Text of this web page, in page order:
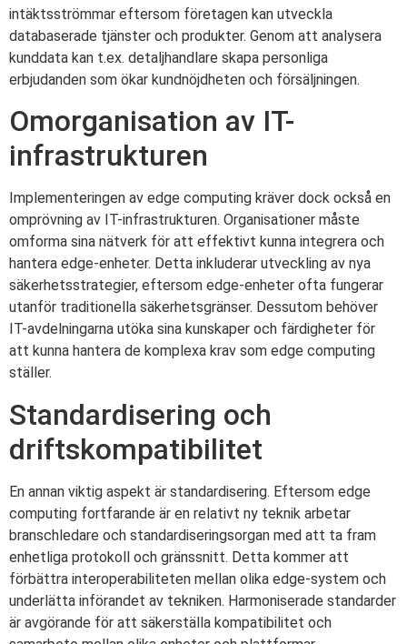
intäktsströmmar eftersom företagen kan utveckla
databaserade tjänster och produkter. Genom att analysera
kunddata kan t.ex. detaljhandlare skapa personliga
erbjudanden som ökar kundnöjdheten och försäljningen.
Omorganisation av IT-
infrastrukturen
Implementeringen av edge computing kräver dock också en
omprövning av IT-infrastrukturen. Organisationer måste
omforma sina nätverk för att effektivt kunna integrera och
hantera edge-enheter. Detta inkluderar utveckling av nya
säkerhetsstrategier, eftersom edge-enheter ofta fungerar
utanför traditionella säkerhetsgränser. Dessutom behöver
IT-avdelningarna utöka sina kunskaper och färdigheter för
att kunna hantera de komplexa krav som edge computing
ställer.
Standardisering och
driftskompatibilitet
En annan viktig aspekt är standardisering. Eftersom edge
computing fortfarande är en relativt ny teknik arbetar
branschledare och standardiseringsorgan med att ta fram
enhetliga protokoll och gränssnitt. Detta kommer att
förbättra interoperabiliteten mellan olika edge-system och
underlätta införandet av tekniken. Harmoniserade standarder
är avgörande för att säkerställa kompatibilitet och